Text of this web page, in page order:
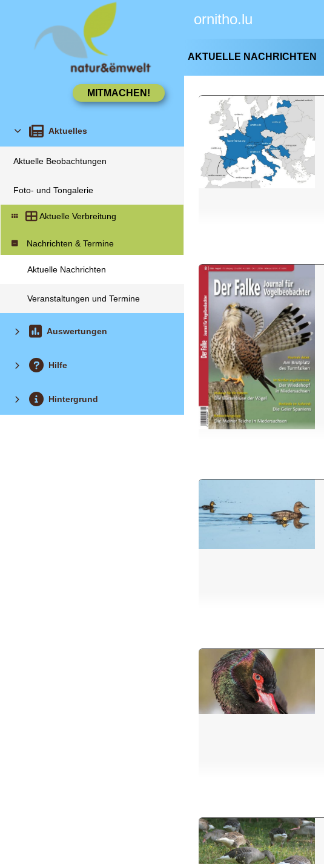
ornitho.lu
Aktuelles
Aktuelle Beobachtungen
Foto- und Tongalerie
Aktuelle Verbreitung
Nachrichten & Termine
Aktuelle Nachrichten
Veranstaltungen und Termine
Auswertungen
Hilfe
Hintergrund
AKTUELLE NACHRICHTEN